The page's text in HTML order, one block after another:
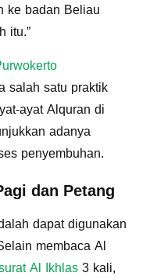
ke badan Beliau
itu.”
salah satu praktik
ayat Alquran di
adanya
penyembuhan.
dan Petang
dapat digunakan
membaca Al
Al Ikhlas 3 kali,